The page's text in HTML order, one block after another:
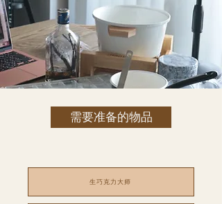
需要准备的物品
生巧克力大师